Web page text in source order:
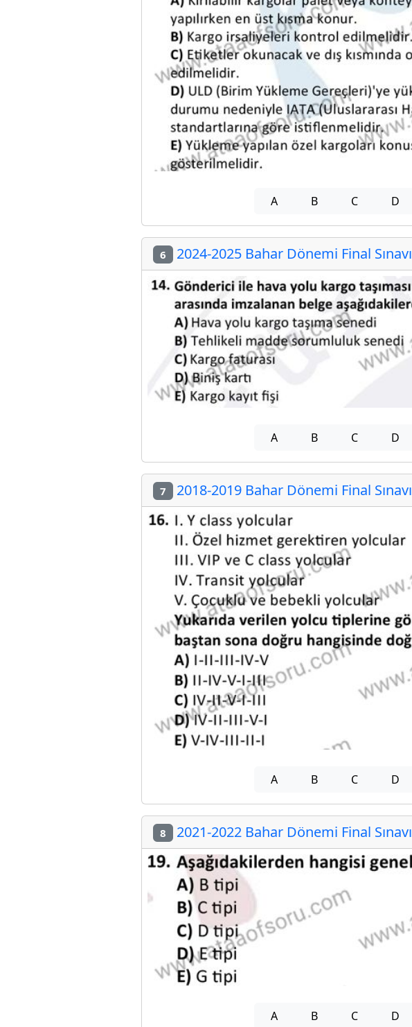
A B C D
6 2024-2025 Bahar Dönemi Final Sınavı
A B C D
7 2018-2019 Bahar Dönemi Final Sınavı
A B C D
8 2021-2022 Bahar Dönemi Final Sınavı
A B C D